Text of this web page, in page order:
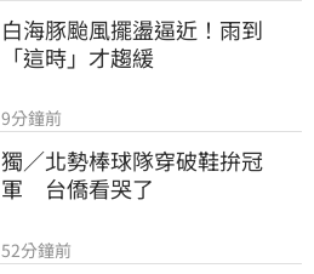
白海豚颱風擺盪逼近！雨到
「這時」才趨緩
9分鐘前
獨／北勢棒球隊穿破鞋拚冠
軍　台僑看哭了
52分鐘前